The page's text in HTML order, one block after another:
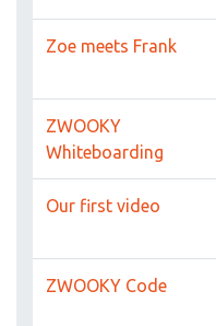
Zoe meets Frank
ZWOOKY
Whiteboarding
Our first video
ZWOOKY Code